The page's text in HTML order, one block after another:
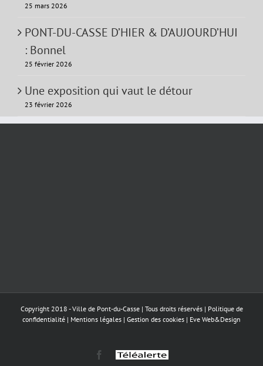
25 mars 2026
PONT-DU-CASSE D’HIER & D’AUJOURD’HUI
: Bonnel
25 février 2026
Une exposition qui vaut le détour
23 février 2026
Copyright 2018 - Ville de Pont-du-Casse | Tous droits réservés | Politique de
confidentialité | Mentions légales | Gestion des cookies | Eve Web&Design
Facebook
Téléalerte